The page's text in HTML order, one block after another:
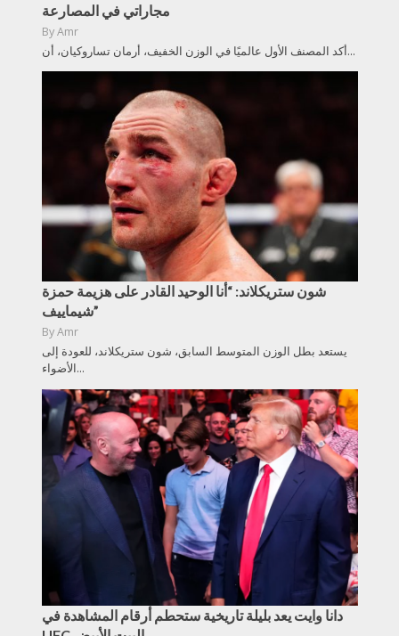
مجاراتي في المصارعة
ByAmr
أكد المصنف الأول عالميًا في الوزن الخفيف، أرمان تساروكيان، أن...
شون ستريكلاند: “أنا الوحيد القادر على هزيمة حمزة
شيماييف”
ByAmr
يستعد بطل الوزن المتوسط السابق، شون ستريكلاند، للعودة إلى
الأضواء...
دانا وايت يعد بليلة تاريخية ستحطم أرقام المشاهدة في